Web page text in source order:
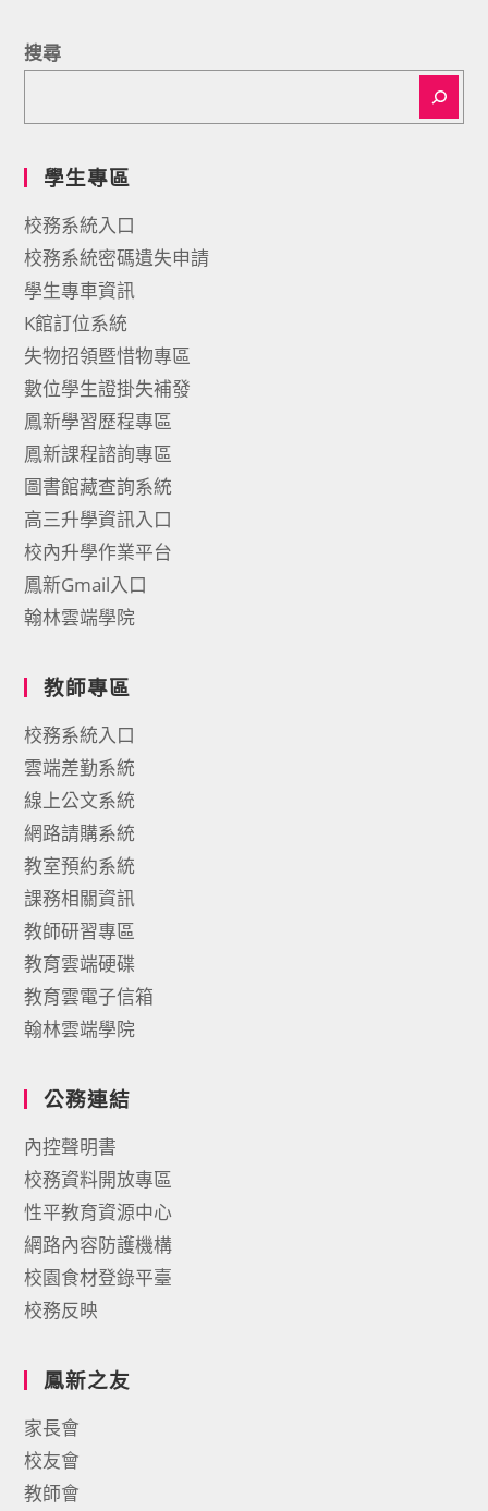
搜尋
學生專區
校務系統入口
校務系統密碼遺失申請
學生專車資訊
K館訂位系統
失物招領暨惜物專區
數位學生證掛失補發
鳳新學習歷程專區
鳳新課程諮詢專區
圖書館藏查詢系統
高三升學資訊入口
校內升學作業平台
鳳新Gmail入口
翰林雲端學院
教師專區
校務系統入口
雲端差勤系統
線上公文系統
網路請購系統
教室預約系統
課務相關資訊
教師研習專區
教育雲端硬碟
教育雲電子信箱
翰林雲端學院
公務連結
內控聲明書
校務資料開放專區
性平教育資源中心
網路內容防護機構
校園食材登錄平臺
校務反映
鳳新之友
家長會
校友會
教師會